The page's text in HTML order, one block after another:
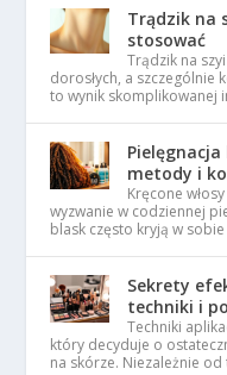
Trądzik na
stosować
Trądzik na
dorosłych, a szczególnie
to wynik skomplikowanej
Pielęgnacja
metody i
Kręcone
wyzwanie w codziennej
blask często kryją w
Sekrety
techniki i
Techniki
który decyduje o
na skórze. Niezależnie